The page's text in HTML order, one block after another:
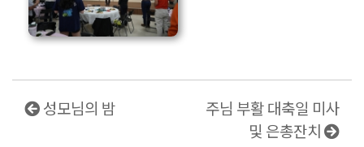
성모님의 밤
주님 부활 대축일 미사
및 은총잔치